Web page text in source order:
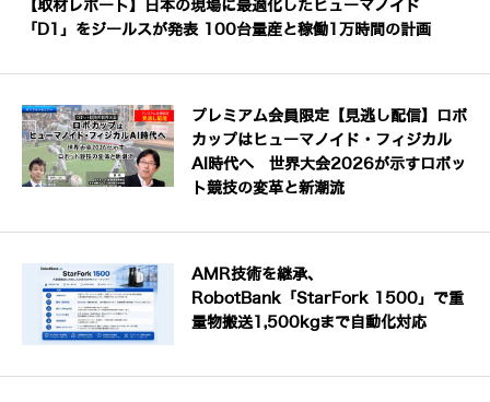
【取材レポート】日本の現場に最適化したヒューマノイド
「D1」をジールスが発表 100台量産と稼働1万時間の計画
プレミアム会員限定【見逃し配信】ロボ
カップはヒューマノイド・フィジカル
AI時代へ 世界大会2026が示すロボッ
ト競技の変革と新潮流
AMR技術を継承、
RobotBank「StarFork 1500」で重
量物搬送1,500kgまで自動化対応